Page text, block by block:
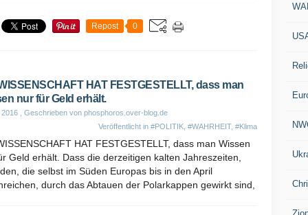
Repost 0
HAT FESTGESTELLT, dass man
nur für Geld erhält.
2016 , Geschrieben von phosphoros.over-blog.de
Veröffentlicht in #POLITIK #WAHRHEIT, #Klima
HAT FESTGESTELLT, dass man Wissen
Geld erhält. Dass die derzeitigen kalten Jahreszeiten,
die selbst im Süden Europas bis in den April
durch das Abtauen der Polarkappen gewirkt sind,